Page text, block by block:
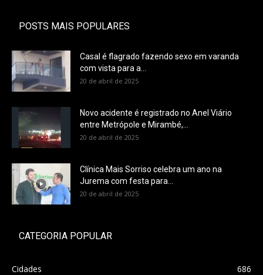
POSTS MAIS POPULARES
Casal é flagrado fazendo sexo em varanda
com vista para a...
20 de abril de 2025
Novo acidente é registrado no Anel Viário
entre Metrópole e Mirambé,...
20 de abril de 2025
Clínica Mais Sorriso celebra um ano na
Jurema com festa para...
20 de abril de 2025
CATEGORIA POPULAR
Cidades
686